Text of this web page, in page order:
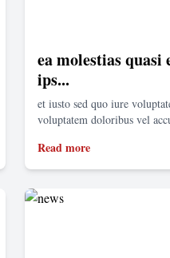
ea molestias
ips...
et iusto sed quo iure
voluptatem doloribus vel
Read more